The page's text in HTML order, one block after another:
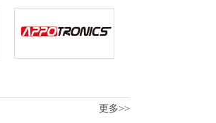
更多>>